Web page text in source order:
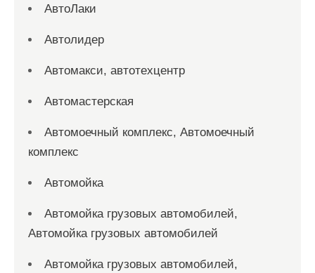
АвтоЛаки
Автолидер
Автомакси, автотехцентр
Автомастерская
Автомоечный комплекс, Автомоечный
комплекс
Автомойка
Автомойка грузовых автомобилей,
Автомойка грузовых автомобилей
Автомойка грузовых автомобилей,